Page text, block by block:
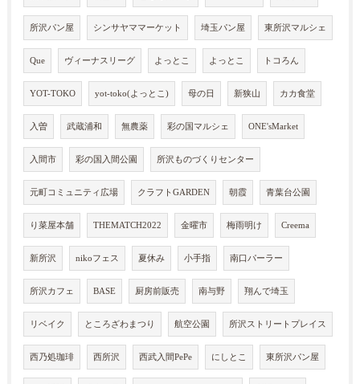
所沢パン屋 シンサヤママーケット 埼玉パン屋 東所沢マルシェ
Que ヴィーナスリーグ よっとこ よっとこ トコろん
YOT-TOKO yot-toko(よっとこ) 母の日 新狭山 カカ食堂
入曽 武蔵浦和 無農薬 彩の国マルシェ ONE'sMarket
入間市 彩の国入間公園 所沢ものづくりセンター
元町コミュニティ広場 クラフトGARDEN 朝霞 青葉台公園
り菜屋本舗 THEMATCH2022 金曜市 梅雨明け Creema
新所沢 nikoフェス 夏休み 小手指 南口パーラー
所沢カフェ BASE 厨房前販売 南与野 翔んで埼玉
リベイク ところざわまつり 航空公園 所沢ストリートプレイス
西乃処珈琲 西所沢 西武入間PePe にしとこ 東所沢パン屋